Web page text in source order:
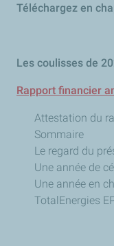
Téléchargez en
Les coulisses de
Rapport financier
Attestation du
Sommaire
Le regard du
Une année de
Une année en
TotalEnergies